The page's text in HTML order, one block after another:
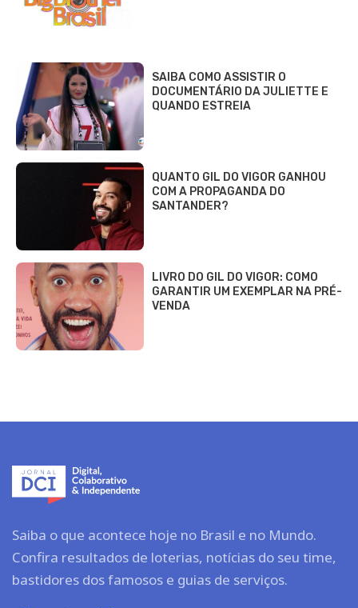
SAIBA COMO ASSISTIR O
DOCUMENTÁRIO DA JULIETTE E
QUANDO ESTREIA
QUANTO GIL DO VIGOR GANHOU
COM A PROPAGANDA DO
SANTANDER?
LIVRO DO GIL DO VIGOR: COMO
GARANTIR UM EXEMPLAR NA PRÉ-
VENDA
Saiba o que acontece hoje no Brasil e no Mundo.
Confira resultados de loterias, notícias do seu time,
bastidores dos famosos e guias de serviços.